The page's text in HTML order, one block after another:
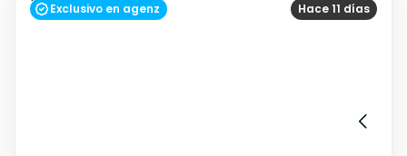
Hace 11 días
Exclusivo en agenz